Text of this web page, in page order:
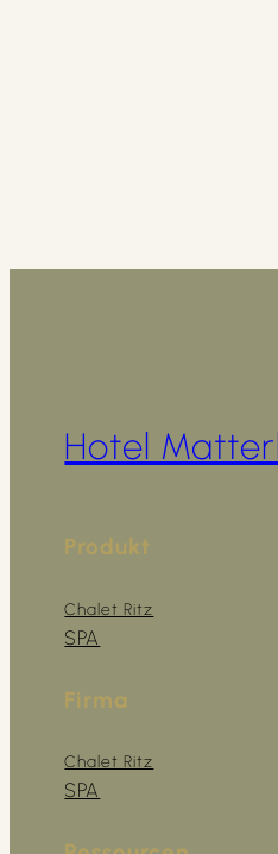
Hotel
Produkt
Chalet Ritz
SPA
Firma
Chalet Ritz
SPA